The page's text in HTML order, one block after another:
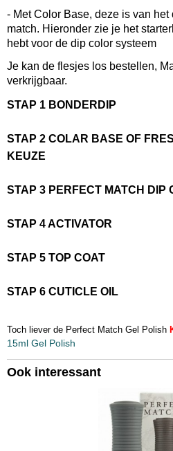
- Met Color Base, deze is van
match. Hieronder zie je het
hebt voor de dip color systeem
Je kan de flesjes los bestellen,
verkrijgbaar.
STAP 1 BONDERDIP
STAP 2 COLAR BASE OF
KEUZE
STAP 3 PERFECT MATCH DIP
STAP 4 ACTIVATOR
STAP 5 TOP COAT
STAP 6 CUTICLE OIL
Toch liever de Perfect Match Gel Polish
15ml Gel Polish
Ook interessant